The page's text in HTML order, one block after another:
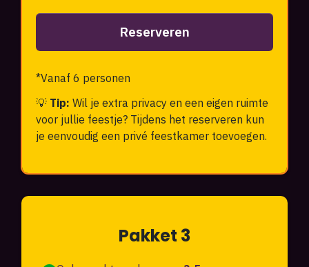
Reserveren
*Vanaf 6 personen
💡 Tip: Wil je extra privacy en een eigen ruimte
voor jullie feestje? Tijdens het reserveren kun
je eenvoudig een privé feestkamer toevoegen.
Pakket 3